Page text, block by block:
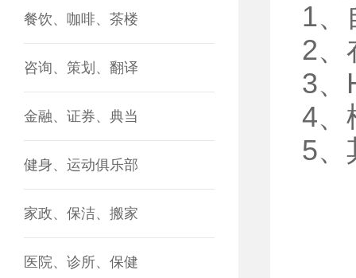
餐饮、咖啡、茶楼
咨询、策划、翻译
金融、证券、典当
健身、运动俱乐部
家政、保洁、搬家
医院、诊所、保健
1、
2、
3、
4、
5、